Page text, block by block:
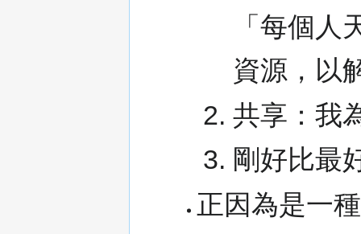
「每個
資源，以
共享：我
剛好比最
正因為是一